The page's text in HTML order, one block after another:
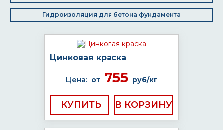
Гидроизоляция для бетона фундамента
Цинковая краска
Цена: от755 руб/кг
КУПИТЬ